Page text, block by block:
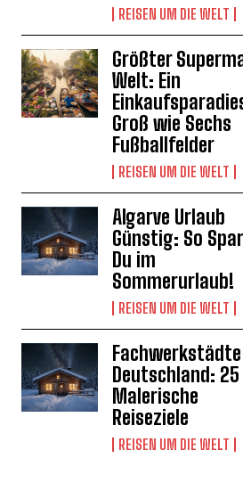
REISEN UM DIE WELT
Größter
Welt: Ein
Groß wie Sechs
Fußballfelder
REISEN UM DIE WELT
Algarve Urlaub
Günstig: So
Du im
Sommerurlaub!
REISEN UM DIE WELT
Fachwerkstädte
Deutschland: 25
Malerische
Reiseziele
REISEN UM DIE WELT